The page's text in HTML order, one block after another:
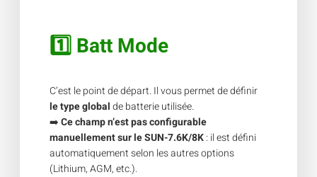
1️⃣ Batt Mode
C’est le point de départ. Il vous permet de définir
le type globalde batterie utilisée.
➡️Ce champ n’est pas configurable
manuellement sur le SUN-7.6K/8K: il est défini
automatiquement selon les autres options
(Lithium, AGM, etc.).